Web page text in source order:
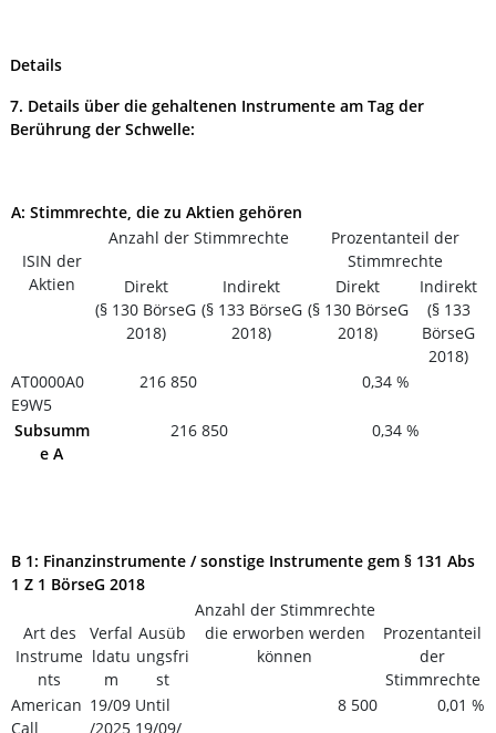
Details
7. Details über die gehaltenen Instrumente am Tag der
Berührung der Schwelle:
A: Stimmrechte, die zu Aktien gehören
ISIN der
Aktien
Anzahl der Stimmrechte
Prozentanteil der
Stimmrechte
Direkt
(§ 130 BörseG
2018)
Indirekt
(§ 133 BörseG
2018)
Direkt
(§ 130 BörseG
2018)
Indirekt
(§ 133
BörseG
2018)
AT0000A0
E9W5
216 850 0,34 %
Subsumm
e A
216 850 0,34 %
B 1: Finanzinstrumente / sonstige Instrumente gem § 131 Abs
1 Z 1 BörseG 2018
Art des
Instrume
nts
Verfal
ldatu
m
Ausüb
ungsfri
st
Anzahl der Stimmrechte
die erworben werden
können
Prozentanteil
der
Stimmrechte
American
Call
19/09
/2025
Until
19/09/
8 500 0,01 %